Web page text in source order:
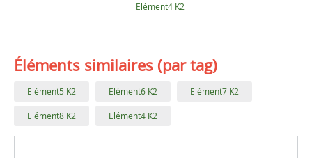
Elément4 K2
Éléments similaires (par tag)
Elément5 K2 Elément6 K2 Elément7 K2
Elément8 K2 Elément4 K2